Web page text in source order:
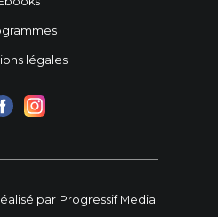
légales
par Progressif Media